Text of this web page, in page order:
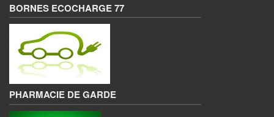
BORNES ECOCHARGE 77
PHARMACIE DE GARDE